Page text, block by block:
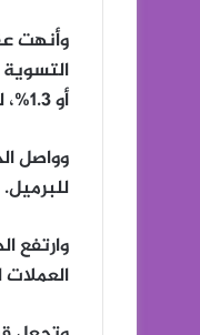
أو 1.3%، لتغلق عند 101.96 دولار.
وواصل
للبرميل.